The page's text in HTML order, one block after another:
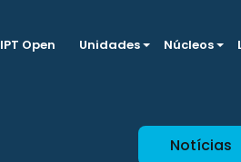
IPT Open Unidades Núcleos
Notícias